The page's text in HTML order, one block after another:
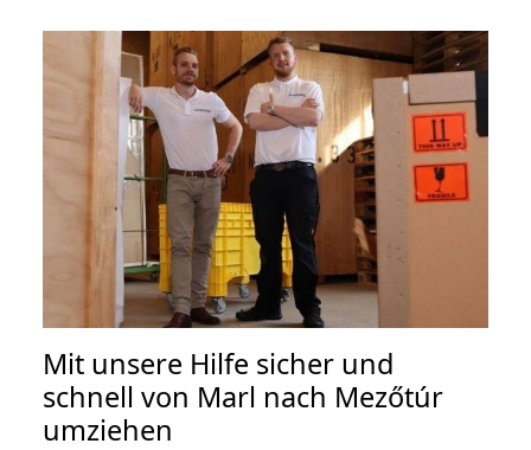
Mit unsere Hilfe sicher und
schnell von Marl nach Mezőtúr
umziehen